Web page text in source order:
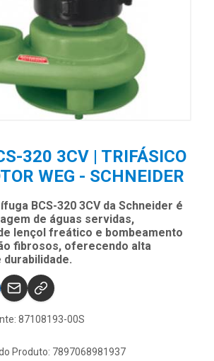
320 3CV | TRIFÁSICO
WEG - SCHNEIDER
BCS-320 3CV da Schneider é
de águas servidas,
lençol freático e bombeamento
fibrosos, oferecendo alta
87108193-00S
Produto: 7897068981937